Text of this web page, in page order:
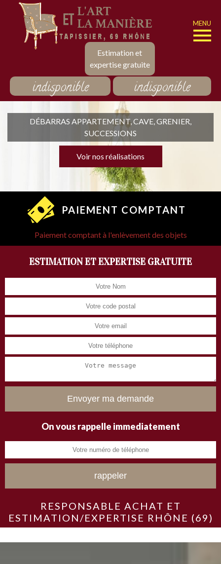
Estimation et
expertise gratuite
MENU
indisponible indisponible
DÉBARRAS APPARTEMENT, CAVE, GRENIER,
SUCCESSIONS
Voir nos réalisations
PAIEMENT COMPTANT
Paiement comptant à l'enlèvement des objets
ESTIMATION ET EXPERTISE GRATUITE
On vous rappelle immediatement
RESPONSABLE ACHAT ET
ESTIMATION/EXPERTISE RHÔNE (69)